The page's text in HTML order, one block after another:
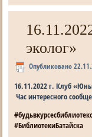
эколог»
Опубликовано
16.11.2022 г. Клуб
Час интересного
#БиблиотекиБатайска